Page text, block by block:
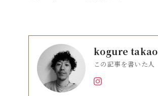
kogure takao
この記事を書いた人